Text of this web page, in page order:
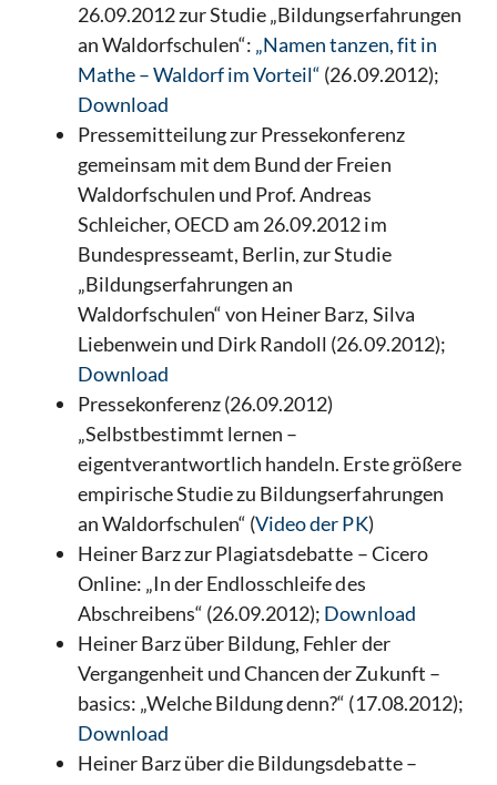
26.09.2012 zur Studie „Bildungserfahrungen
an Waldorfschulen“: „Namen tanzen, fit in
Mathe – Waldorf im Vorteil“ (26.09.2012);
Download
Pressemitteilung zur Pressekonferenz
gemeinsam mit dem Bund der Freien
Waldorfschulen und Prof. Andreas
Schleicher, OECD am 26.09.2012 im
Bundespresseamt, Berlin, zur Studie
„Bildungserfahrungen an
Waldorfschulen“ von Heiner Barz, Silva
Liebenwein und Dirk Randoll (26.09.2012);
Download
Pressekonferenz (26.09.2012)
„Selbstbestimmt lernen –
eigentverantwortlich handeln. Erste größere
empirische Studie zu Bildungserfahrungen
an Waldorfschulen“ (Video der PK)
Heiner Barz zur Plagiatsdebatte – Cicero
Online: „In der Endlosschleife des
Abschreibens“ (26.09.2012); Download
Heiner Barz über Bildung, Fehler der
Vergangenheit und Chancen der Zukunft –
basics: „Welche Bildung denn?“ (17.08.2012);
Download
Heiner Barz über die Bildungsdebatte –